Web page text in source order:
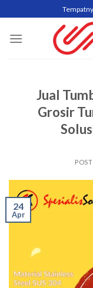
to
content
Jual
Grosir
24
Apr